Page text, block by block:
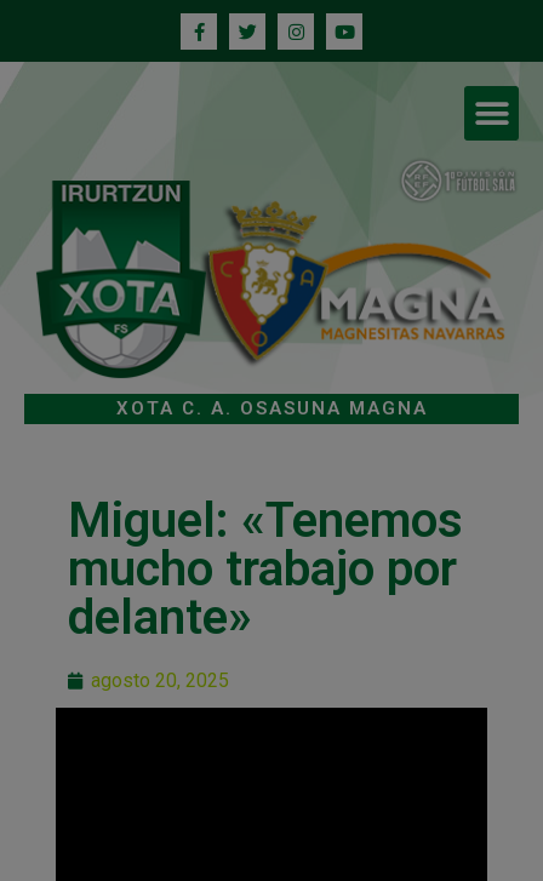
XOTA C. A. OSASUNA MAGNA
Miguel: «Tenemos
mucho trabajo por
delante»
agosto 20, 2025